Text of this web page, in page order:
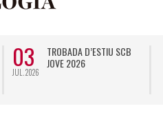
03
JUL. 2026
TROBADA D’ESTIU SCB
JOVE 2026